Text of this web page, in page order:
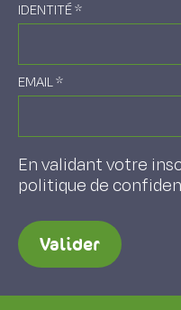
IDENTITÉ*
EMAIL*
En validant votre
politique de
Valider